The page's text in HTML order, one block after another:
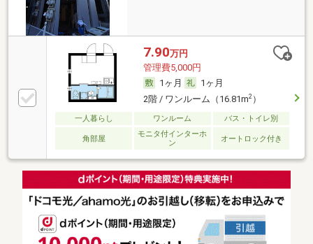
7.90万円
管理費5,000円
1ヶ月
1ヶ月
2階 / ワンルーム（16.81m2）
一人暮らし ワンルーム バス・トイレ別
角部屋
モニタ付インターホ
ン
オートロック付き